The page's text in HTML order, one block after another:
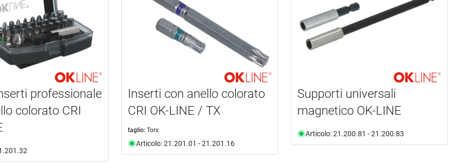
professionale
colorato CRI
Inserti con anello colorato
CRI OK-LINE / TX
taglio: Torx
Articolo: 21.201.01 - 21.201.16
Supporti universali
magnetico OK-LINE
Articolo: 21.200.81 - 21.200.83